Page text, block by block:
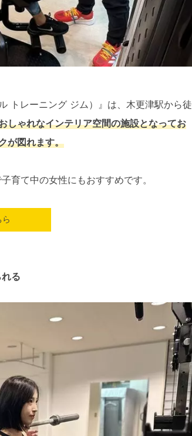
トレーニング ジム）』は、木更津駅から徒
しゃれなインテリア空間の施設となってお
が図れます。
育て中の女性にもおすすめです。
ら
る